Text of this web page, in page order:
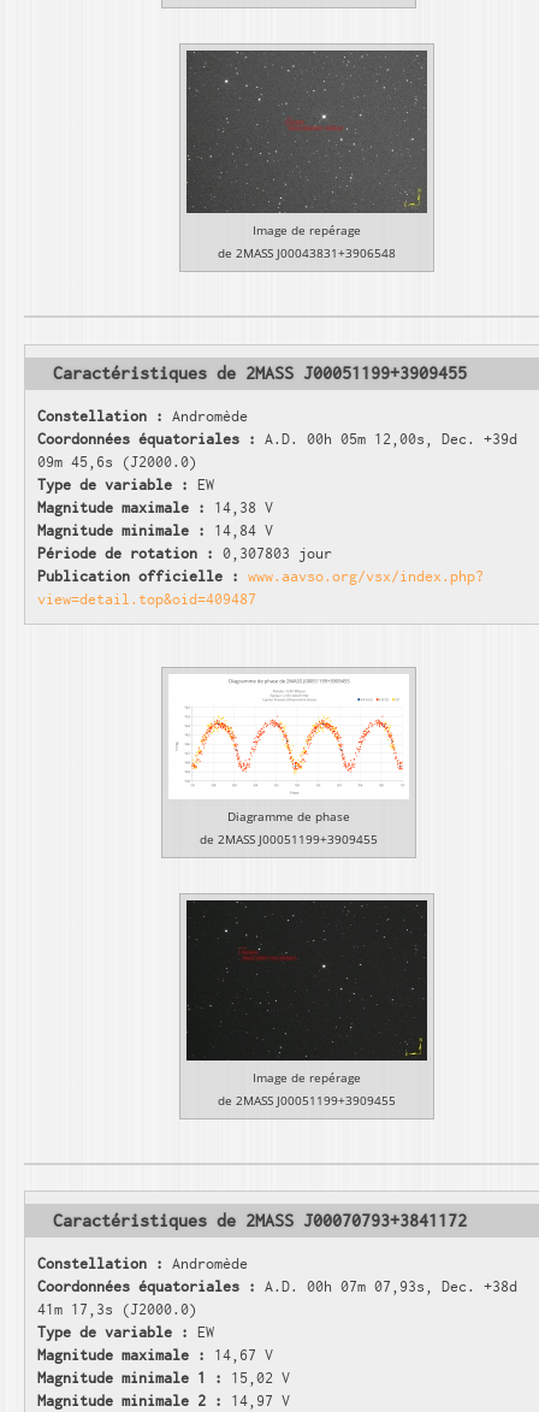
Image de repérage
de 2MASS J00043831+3906548
Caractéristiques de 2MASS J00051199+3909455
Constellation : Andromède
Coordonnées équatoriales : A.D. 00h 05m 12,00s, Dec. +39d
09m 45,6s (J2000.0)
Type de variable : EW
Magnitude maximale :
14,38 V
Magnitude minimale :
14,84 V
Période de rotation : 0,307803 jour
Publication officielle :
www.aavso.org/vsx/index.php?
view=detail.top&oid=409487
Diagramme de phase
de 2MASS J00051199+3909455
Image de repérage
de 2MASS J00051199+3909455
Caractéristiques de 2MASS J00070793+3841172
Constellation : Andromède
Coordonnées équatoriales : A.D. 00h 07m 07,93s, Dec. +38d
41m 17,3s (J2000.0)
Type de variable : EW
Magnitude maximale :
14,67 V
Magnitude minimale 1 :
15,02 V
Magnitude minimale 2 :
14,97 V